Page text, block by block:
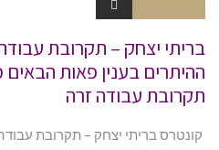
בריתי יצחק – תקרובת
ההיתרים בענין פאות הבאים
תקרובת עבודה זרה
קונטרס בריתי יצחק – תקרובת